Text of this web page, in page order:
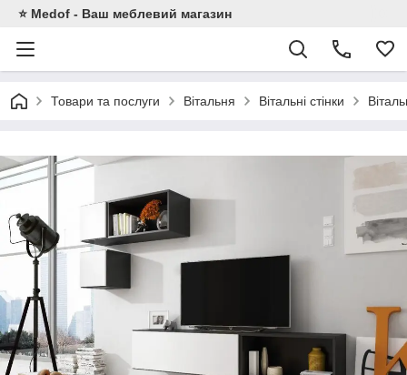
⭐ Medof - Ваш меблевий магазин
Товари та послуги Вітальня Вітальні стінки